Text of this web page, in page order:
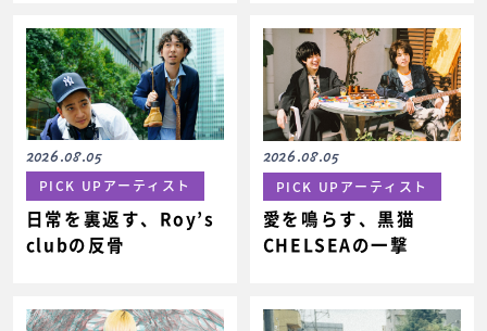
2026.08.05
PICK UPアーティスト
日常を裏返す、Roy’s
clubの反骨
2026.08.05
PICK UPアーティスト
愛を鳴らす、黒猫
CHELSEAの一撃